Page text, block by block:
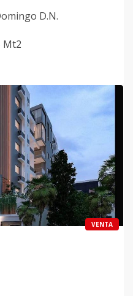
D.N.
Mt2
VENTA